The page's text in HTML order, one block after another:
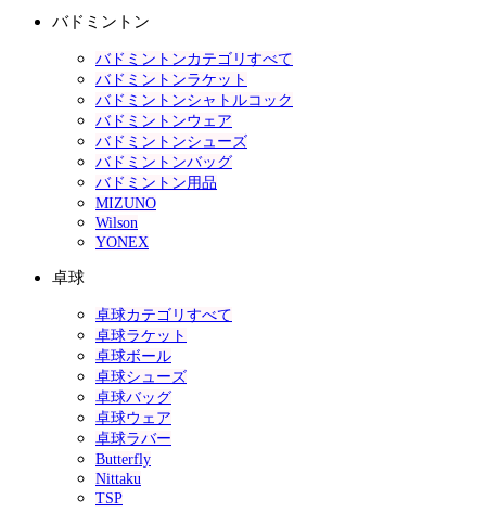
バドミントン
バドミントンカテゴリすべて
バドミントンラケット
バドミントンシャトルコック
バドミントンウェア
バドミントンシューズ
バドミントンバッグ
バドミントン用品
MIZUNO
Wilson
YONEX
卓球
卓球カテゴリすべて
卓球ラケット
卓球ボール
卓球シューズ
卓球バッグ
卓球ウェア
卓球ラバー
Butterfly
Nittaku
TSP